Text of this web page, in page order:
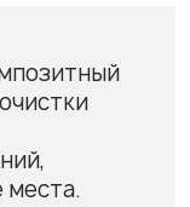
места.